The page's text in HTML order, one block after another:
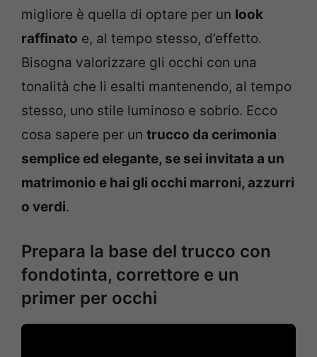
migliore è quella di optare per un look
raffinato e, al tempo stesso, d’effetto.
Bisogna valorizzare gli occhi con una
tonalità che li esalti mantenendo, al tempo
stesso, uno stile luminoso e sobrio. Ecco
cosa sapere per un trucco da cerimonia
semplice ed elegante, se sei invitata a un
matrimonio e hai gli occhi marroni, azzurri
o verdi.
Prepara la base del trucco con
fondotinta, correttore e un
primer per occhi